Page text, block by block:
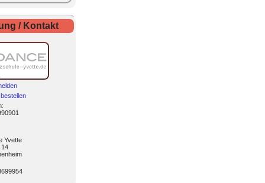
/ Kontakt
:
Yvette
14